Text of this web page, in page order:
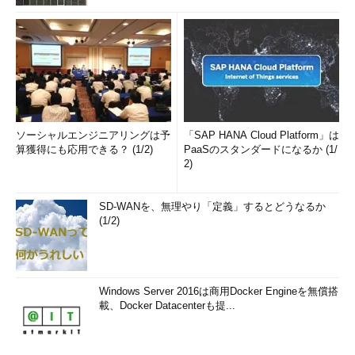
ソーシャルエンジニアリングは予
算獲得にも応用できる？ (1/2)
「SAP HANA Cloud Platform」は
PaaSのスタンダードになるか (1/
2)
SD-WANを、無理やり「定義」するとどうなるか
(1/2)
Windows Server 2016は商用Docker Engineを無償搭
載、Docker Datacenterも提...